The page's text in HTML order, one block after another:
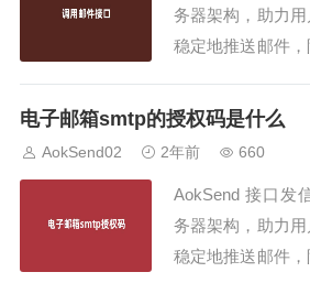
务器架构，助力
稳定地推送邮件
送的理想之选！邮
处理。通过调用
电子邮箱smtp的授权码是什么
AokSend02 2年前 660
AokSend 接口发
务器架构，助力
稳定地推送邮件